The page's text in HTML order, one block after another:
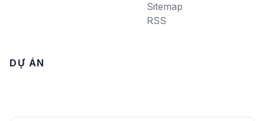
Sitemap
RSS
DỰ ÁN